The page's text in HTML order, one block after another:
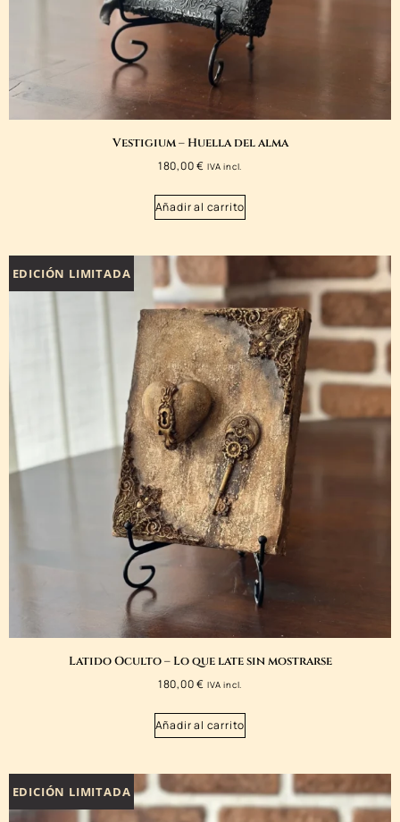
Vestigium – Huella del alma
180,00€ IVA incl.
Añadir al carrito
EDICIÓN LIMITADA
Latido Oculto – Lo que late sin mostrarse
180,00€ IVA incl.
Añadir al carrito
EDICIÓN LIMITADA